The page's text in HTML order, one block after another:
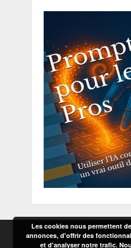
Les cookies nous permettent
annonces, d'offrir des
et d'analyser notre trafic.